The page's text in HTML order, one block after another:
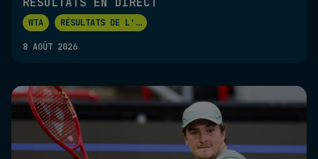
WTA RÉSULTATS DE L' ...
8 AOÛT 2026